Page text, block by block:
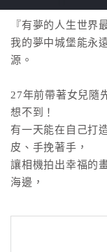
訂
房
HOT
特
色
民
宿
球
『有夢的人生世界
我的夢中城堡能永
源。
27年前帶著女兒隨
想不到！
有一天能在自己打
皮、手挽著手，
讓相機拍出幸福的
海邊，
走過山邊的田間小
氣、
滿眼綠意盎然的田